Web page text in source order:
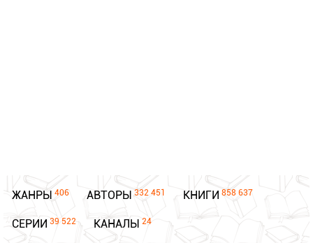
ЖАНРЫ 406 АВТОРЫ 332 451 КНИГИ 858 637
СЕРИИ 39 522 КАНАЛЫ 24